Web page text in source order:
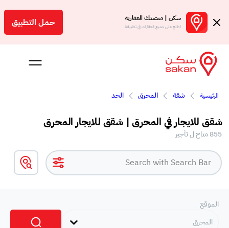
سكن | منصتك العقارية
اطلع على جميع العقارات في تطبيقنا حمل التطبيق
الرئيسية شقة المحرق الحد
شقق للايجار في المحرق | شقق للايجار المحرق
855 متاح ل تأجير
الموقع
المحرق